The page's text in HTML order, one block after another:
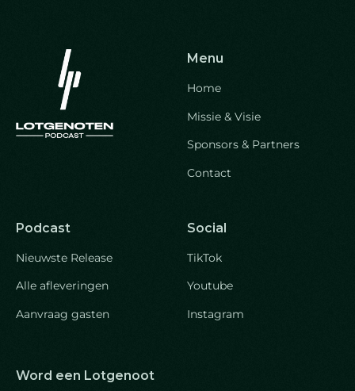
Menu
Home
Missie & Visie
Sponsors & Partners
Contact
Podcast
Nieuwste Release
Alle afleveringen
Aanvraag gasten
Social
TikTok
Youtube
Instagram
Word een Lotgenoot